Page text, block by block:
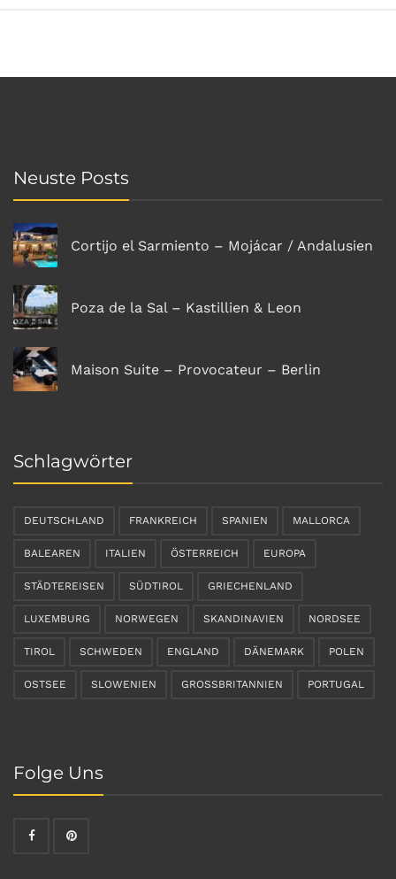
Neuste Posts
Cortijo el Sarmiento – Mojácar / Andalusien
Poza de la Sal – Kastillien & Leon
Maison Suite – Provocateur – Berlin
Schlagwörter
DEUTSCHLAND FRANKREICH SPANIEN MALLORCA
BALEAREN ITALIEN ÖSTERREICH EUROPA
STÄDTEREISEN SÜDTIROL GRIECHENLAND
LUXEMBURG NORWEGEN SKANDINAVIEN NORDSEE
TIROL SCHWEDEN ENGLAND DÄNEMARK POLEN
OSTSEE SLOWENIEN GROSSBRITANNIEN PORTUGAL
Folge Uns